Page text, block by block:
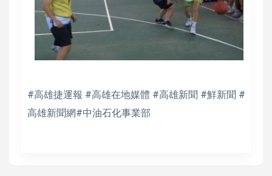
#高雄捷運報 #高雄在地媒體 #高雄新聞 #鮮新聞 #
高雄新聞網#中油石化事業部